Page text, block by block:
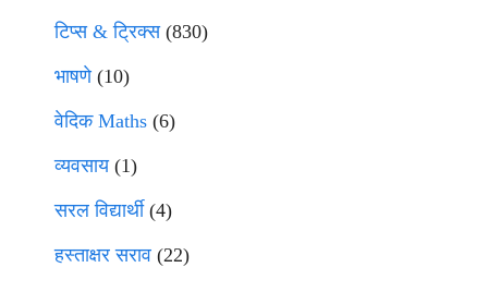
टिप्स & ट्रिक्स(830)
भाषणे(10)
वेदिक Maths (6)
व्यवसाय(1)
सरल विद्यार्थी(4)
हस्ताक्षर सराव (22)